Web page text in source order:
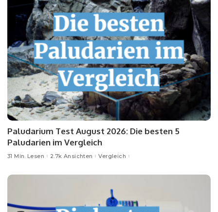
Paludarium Test August 2026: Die besten 5
Paludarien im Vergleich
31 Min. Lesen 2.7k Ansichten Vergleich